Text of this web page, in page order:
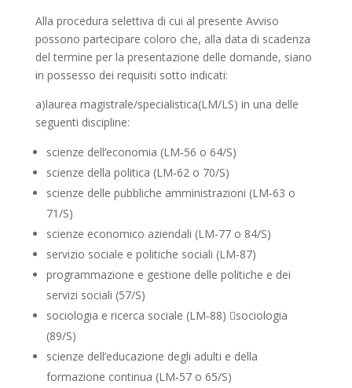
Alla procedura selettiva di cui al presente Avviso
possono partecipare coloro che, alla data di scadenza
del termine per la presentazione delle domande, siano
in possesso dei requisiti sotto indicati:
a)laurea magistrale/specialistica(LM/LS) in una delle
seguenti discipline:
scienze dell’economia (LM‐56 o 64/S)
scienze della politica (LM‐62 o 70/S)
scienze delle pubbliche amministrazioni (LM‐63 o
71/S)
scienze economico aziendali (LM‐77 o 84/S)
servizio sociale e politiche sociali (LM‐87)
programmazione e gestione delle politiche e dei
servizi sociali (57/S)
sociologia e ricerca sociale (LM‐88) sociologia
(89/S)
scienze dell’educazione degli adulti e della
formazione continua (LM‐57 o 65/S)